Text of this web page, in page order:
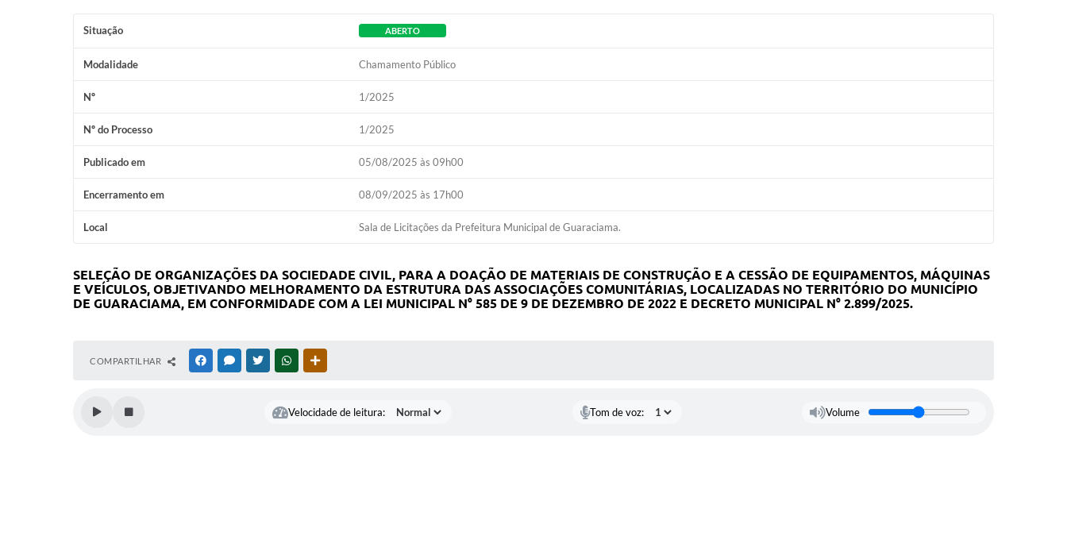
Situação ABERTO
Modalidade Chamamento Público
Nº 1/2025
Nº do Processo 1/2025
Publicado em 05/08/2025 às 09h00
Encerramento em 08/09/2025 às 17h00
Local Sala de Licitações da Prefeitura Municipal de Guaraciama.
SELEÇÃO DE ORGANIZAÇÕES DA SOCIEDADE CIVIL, PARA A DOAÇÃO DE MATERIAIS DE CONSTRUÇÃO E A CESSÃO DE EQUIPAMENTOS, MÁQUINAS
E VEÍCULOS, OBJETIVANDO MELHORAMENTO DA ESTRUTURA DAS ASSOCIAÇÕES COMUNITÁRIAS, LOCALIZADAS NO TERRITÓRIO DO MUNICÍPIO
DE GUARACIAMA, EM CONFORMIDADE COM A LEI MUNICIPAL N° 585 DE 9 DE DEZEMBRO DE 2022 E DECRETO MUNICIPAL N° 2.899/2025.
COMPARTILHAR FACEBOOKMESSENGER
TWITTERWHATSAPP
Velocidade de leitura: Tom de voz: Volume